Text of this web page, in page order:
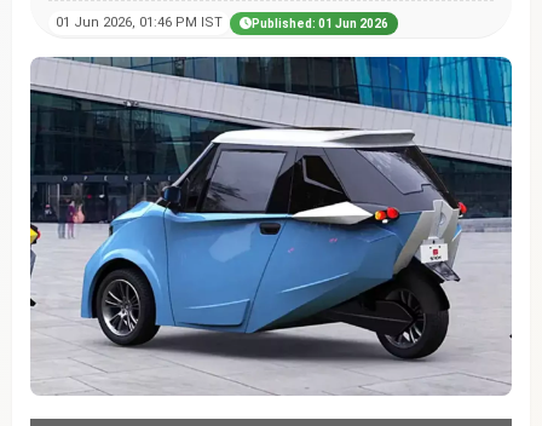
01 Jun 2026, 01:46 PM IST Published: 01 Jun 2026